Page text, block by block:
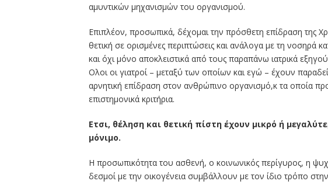
αμυντικών μηχανισμών του οργανισμού.
Επιπλέον, προσωπικά, δέχομαι την πρόσθετη επίδραση της
θετική σε ορισμένες περιπτώσεις και ανάλογα με τη νοσηρά
και όχι μόνο αποκλειστικά από τους παραπάνω ιατρικά
Ολοι οι γιατροί – μεταξύ των οποίων και εγώ – έχουν
αρνητική επίδραση στον ανθρώπινο οργανισμό,κ τα οποία
επιστημονικά κριτήρια.
Ετσι, θέληση και θετική πίστη έχουν μικρό ή
μόνιμο.
Η προσωπικότητα του ασθενή, ο κοινωνικός περίγυρος, η
δεσμοί με την οικογένεια συμβάλλουν με τον ίδιο τρόπο